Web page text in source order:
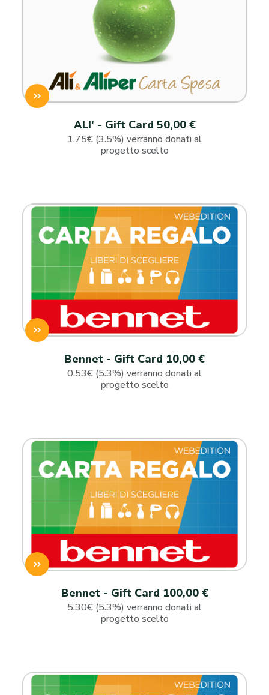
ALI' - Gift Card 50,00 €
1.75€ (3.5%) verranno donati al
progetto scelto
Bennet - Gift Card 10,00 €
0.53€ (5.3%) verranno donati al
progetto scelto
Bennet - Gift Card 100,00 €
5.30€ (5.3%) verranno donati al
progetto scelto